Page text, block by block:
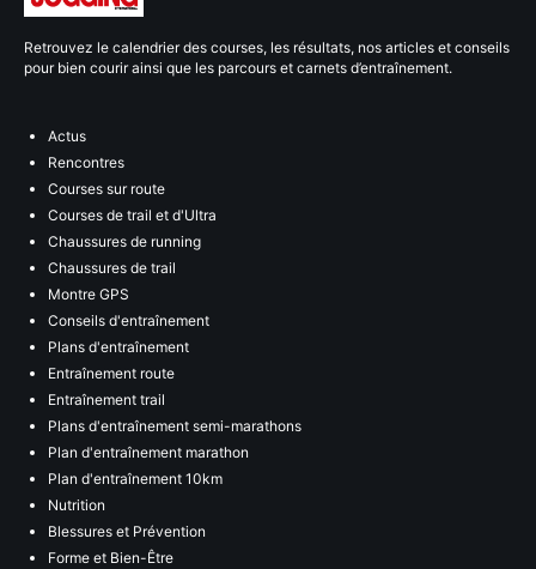
Retrouvez le calendrier des courses, les résultats, nos articles et conseils
pour bien courir ainsi que les parcours et carnets d’entraînement.
Actus
Rencontres
Courses sur route
Courses de trail et d'Ultra
Chaussures de running
Chaussures de trail
Montre GPS
Conseils d'entraînement
Plans d'entraînement
Entraînement route
Entraînement trail
Plans d'entraînement semi-marathons
Plan d'entraînement marathon
Plan d'entraînement 10km
Nutrition
Blessures et Prévention
Forme et Bien-Être